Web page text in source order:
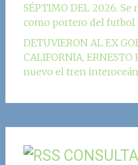
SÉPTIMO DEL 2026.
como portero del futbol
DETUVIERON AL EX
CALIFORNIA, ERNESTO
nuevo el tren